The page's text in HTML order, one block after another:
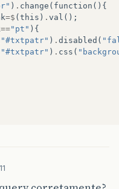
) . change ( function (){
=$ ( this ) . val ();
=="pt" ){
"#txtpatr" ) . disabled (
"#txtpatr" ) . css (